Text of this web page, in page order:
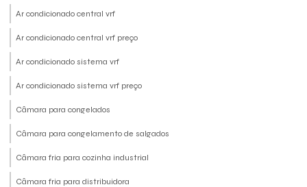
Ar condicionado central vrf
Ar condicionado central vrf preço
Ar condicionado sistema vrf
Ar condicionado sistema vrf preço
Câmara para congelados
Câmara para congelamento de salgados
Câmara fria para cozinha industrial
Câmara fria para distribuidora